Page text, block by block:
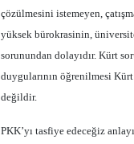
çözülmesini istemeyen,
yüksek bürokrasinin,
sorunundan dolayıdır. Kürt
duygularının öğrenilmesi
değildir.
PKK’yı tasfiye edeceğiz